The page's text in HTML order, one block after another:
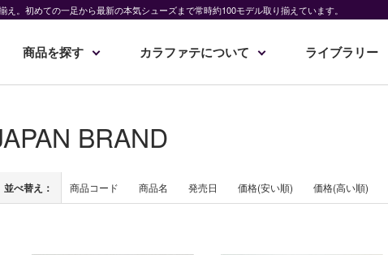
。初めての一足から最新の本気シューズまで常時約100モデル取り揃えています。
商品を探す カラファテについて ライブラリー
BRAND
並べ替え： 商品コード 商品名 発売日 価格(安い順) 価格(高い順)